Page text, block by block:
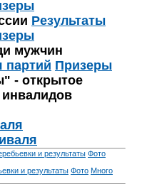
Результаты
мужчин
партий Призеры
- открытое
и результаты Фото
и результаты Фото Много